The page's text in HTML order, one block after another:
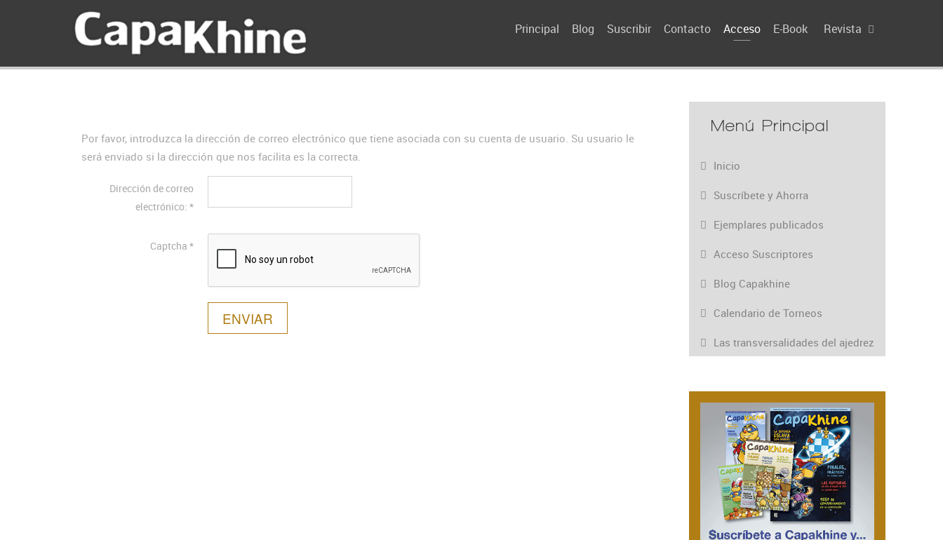
Principal Blog Suscribir Contacto Acceso E-Book Revista
Por favor, introduzca la dirección de correo electrónico que tiene asociada con su cuenta de usuario. Su usuario le
será enviado si la dirección que nos facilita es la correcta.
Dirección de correo
electrónico: *
Captcha *
ENVIAR
Menú Principal
Inicio
Suscríbete y Ahorra
Ejemplares publicados
Acceso Suscriptores
Blog Capakhine
Calendario de Torneos
Las transversalidades del ajedrez